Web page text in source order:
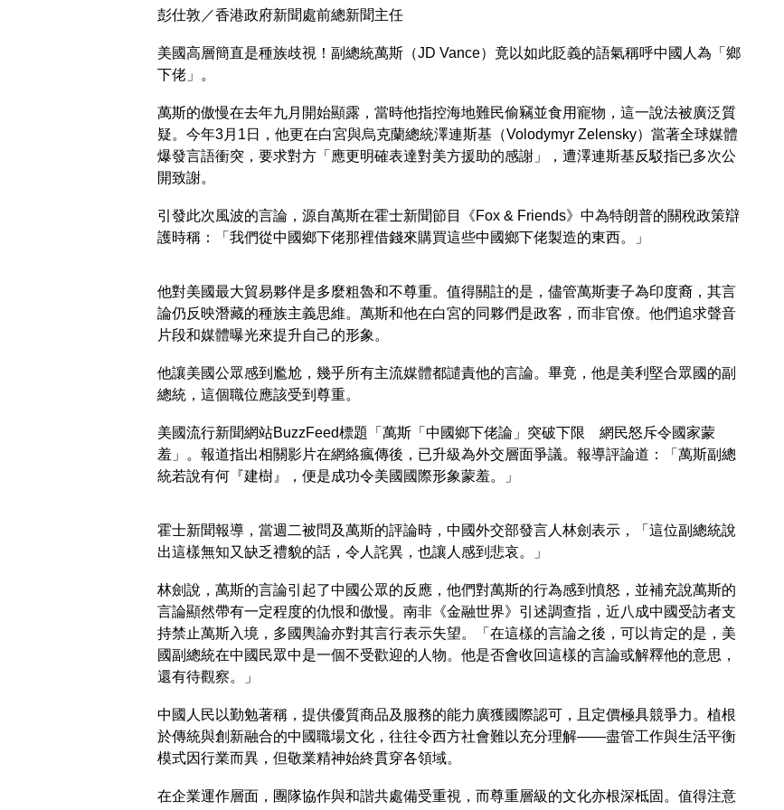
彭仕敦／香港政府新聞處前總新聞主任
美國高層簡直是種族歧視！副總統萬斯（JD Vance）竟以如此貶義的語氣稱呼中國人為「鄉
下佬」。
萬斯的傲慢在去年九月開始顯露，當時他指控海地難民偷竊並食用寵物，這一說法被廣泛質
疑。今年3月1日，他更在白宮與烏克蘭總統澤連斯基（Volodymyr Zelensky）當著全球媒體
爆發言語衝突，要求對方「應更明確表達對美方援助的感謝」，遭澤連斯基反駁指已多次公
開致謝。
引發此次風波的言論，源自萬斯在霍士新聞節目《Fox & Friends》中為特朗普的關稅政策辯
護時稱：「我們從中國鄉下佬那裡借錢來購買這些中國鄉下佬製造的東西。」
他對美國最大貿易夥伴是多麼粗魯和不尊重。值得關註的是，儘管萬斯妻子為印度裔，其言
論仍反映潛藏的種族主義思維。萬斯和他在白宮的同夥們是政客，而非官僚。他們追求聲音
片段和媒體曝光來提升自己的形象。
他讓美國公眾感到尷尬，幾乎所有主流媒體都譴責他的言論。畢竟，他是美利堅合眾國的副
總統，這個職位應該受到尊重。
美國流行新聞網站BuzzFeed標題「萬斯「中國鄉下佬論」突破下限 網民怒斥令國家蒙
羞」。報道指出相關影片在網絡瘋傳後，已升級為外交層面爭議。報導評論道：「萬斯副總
統若說有何『建樹』，便是成功令美國國際形象蒙羞。」
霍士新聞報導，當週二被問及萬斯的評論時，中國外交部發言人林劍表示，「這位副總統說
出這樣無知又缺乏禮貌的話，令人詫異，也讓人感到悲哀。」
林劍說，萬斯的言論引起了中國公眾的反應，他們對萬斯的行為感到憤怒，並補充說萬斯的
言論顯然帶有一定程度的仇恨和傲慢。南非《金融世界》引述調查指，近八成中國受訪者支
持禁止萬斯入境，多國輿論亦對其言行表示失望。「在這樣的言論之後，可以肯定的是，美
國副總統在中國民眾中是一個不受歡迎的人物。他是否會收回這樣的言論或解釋他的意思，
還有待觀察。」
中國人民以勤勉著稱，提供優質商品及服務的能力廣獲國際認可，且定價極具競爭力。植根
於傳統與創新融合的中國職場文化，往往令西方社會難以充分理解——盡管工作與生活平衡
模式因行業而異，但敬業精神始終貫穿各領域。
在企業運作層面，團隊協作與和諧共處備受重視，而尊重層級的文化亦根深柢固。值得注意